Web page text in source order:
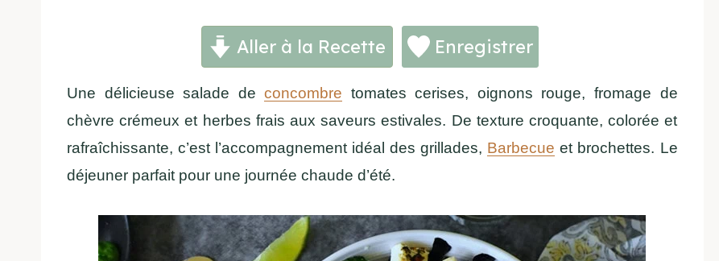
Aller à la Recette Enregistrer
Une délicieuse salade deconcombre tomates cerises, oignons rouge, fromage de
chèvre crémeux et herbes frais aux saveurs estivales. De texture croquante, colorée et
rafraîchissante, c’est l’accompagnement idéal des grillades, Barbecue et brochettes. Le
déjeuner parfait pour une journée chaude d’été.